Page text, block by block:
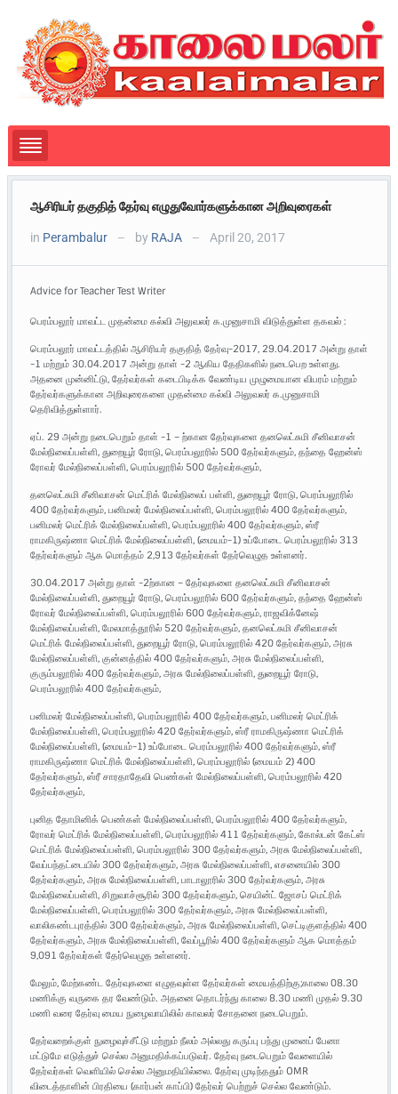
ஆசிரியர் தகுதித் தேர்வு எழுதுவோர்களுக்கான அறிவுரைகள்
in Perambalur — by RAJA — April 20, 2017
Advice for Teacher Test Writer
பெரம்பலூர் மாவட்ட முதன்மை கல்வி அலுவலர் க.முனுசாமி விடுத்துள்ள தகவல் :
பெரம்பலூர் மாவட்டத்தில் ஆசிரியர் தகுதித் தேர்வு-2017, 29.04.2017 அன்று தாள்
-1 மற்றும் 30.04.2017 அன்று தாள் -2 ஆகிய தேதிகளில் நடைபெற உள்ளது.
அதனை முன்னிட்டு, தேர்வர்கள் கடைபிடிக்க வேண்டிய முழுமையான விபரம் மற்றும்
தேர்வர்களுக்கான அறிவுரைகளை முதன்மை கல்வி அலுவலர் க.முனுசாமி
தெரிவித்துள்ளார்.
ஏப். 29 அன்று நடைபெறும் தாள் -1 – ற்கான தேர்வுகளை தனலெட்சுமி சீனிவாசன்
மேல்நிலைப்பள்ளி, துறையூர் ரோடு, பெரம்பலூரில் 500 தேர்வர்களும், தந்தை ஹேன்ஸ்
ரோவர் மேல்நிலைப்பள்ளி, பெரம்பலூரில் 500 தேர்வர்களும்,
தனலெட்சுமி சீனிவாசன் மெட்ரிக் மேல்நிலைப் பள்ளி, துறையூர் ரோடு, பெரம்பலூரில்
400 தேர்வர்களும், பனிமலர் மேல்நிலைப்பள்ளி, பெரம்பலூரில் 400 தேர்வர்களும்,
பனிமலர் மெட்ரிக் மேல்நிலைப்பள்ளி, பெரம்பலூரில் 400 தேர்வர்களும், ஸ்ரீ
ராமகிருஷ்ணா மெட்ரிக் மேல்நிலைப்பள்ளி, (மையம்-1) உப்போடை பெரம்பலூரில் 313
தேர்வர்களும் ஆக மொத்தம் 2,913 தேர்வர்கள் தேர்வெழுத உள்ளனர்.
30.04.2017 அன்று தாள் -2ற்கான – தேர்வுகளை தனலெட்சுமி சீனிவாசன்
மேல்நிலைப்பள்ளி, துறையூர் ரோடு, பெரம்பலூரில் 600 தேர்வர்களும், தந்தை ஹேன்ஸ்
ரோவர் மேல்நிலைப்பள்ளி, பெரம்பலூரில் 600 தேர்வர்களும், ராஜவிக்னேஷ்
மேல்நிலைப்பள்ளி, மேலமாத்தூரில் 520 தேர்வர்களும், தனலெட்சுமி சீனிவாசன்
மெட்ரிக் மேல்நிலைப்பள்ளி, துறையூர் ரோடு, பெரம்பலூரில் 420 தேர்வர்களும், அரசு
மேல்நிலைப்பள்ளி, குன்னத்தில் 400 தேர்வர்களும், அரசு மேல்நிலைப்பள்ளி,
குரும்பலூரில் 400 தேர்வர்களும், அரசு மேல்நிலைப்பள்ளி, துறையூர் ரோடு,
பெரம்பலூரில் 400 தேர்வர்களும்,
பனிமலர் மேல்நிலைப்பள்ளி, பெரம்பலூரில் 400 தேர்வர்களும், பனிமலர் மெட்ரிக்
மேல்நிலைப்பள்ளி, பெரம்பலூரில் 420 தேர்வர்களும், ஸ்ரீ ராமகிருஷ்ணா மெட்ரிக்
மேல்நிலைப்பள்ளி, (மையம்-1) உப்போடை பெரம்பலூரில் 400 தேர்வர்களும், ஸ்ரீ
ராமகிருஷ்ணா மெட்ரிக் மேல்நிலைப்பள்ளி, பெரம்பலூரில் (மையம் 2) 400
தேர்வர்களும், ஸ்ரீ சாரதாதேவி பெண்கள் மேல்நிலைப்பள்ளி, பெரம்பலூரில் 420
தேர்வர்களும்,
புனித தோமினிக் பெண்கள் மேல்நிலைப்பள்ளி, பெரம்பலூரில் 400 தேர்வர்களும்,
ரோவர் மெட்ரிக் மேல்நிலைப்பள்ளி, பெரம்பலூரில் 411 தேர்வர்களும், கோல்டன் கேட்ஸ்
மெட்ரிக் மேல்நிலைப்பள்ளி, பெரம்பலூரில் 300 தேர்வர்களும், அரசு மேல்நிலைப்பள்ளி,
வேப்பந்தட்டையில் 300 தேர்வர்களும், அரசு மேல்நிலைப்பள்ளி, எசனையில் 300
தேர்வர்களும், அரசு மேல்நிலைப்பள்ளி, பாடாலூரில் 300 தேர்வர்களும், அரசு
மேல்நிலைப்பள்ளி, சிறுவாச்சூரில் 300 தேர்வர்களும், செயின்ட் ஜோசப் மெட்ரிக்
மேல்நிலைப்பள்ளி, பெரம்பலூரில் 300 தேர்வர்களும், அரசு மேல்நிலைப்பள்ளி,
வாலிகண்டபுரத்தில் 300 தேர்வர்களும், அரசு மேல்நிலைப்பள்ளி, செட்டிகுளத்தில் 400
தேர்வர்களும், அரசு மேல்நிலைப்பள்ளி, வேப்பூரில் 400 தேர்வர்களும் ஆக மொத்தம்
9,091 தேர்வர்கள் தேர்வெழுத உள்ளனர்.
மேலும், மேற்கண்ட தேர்வுகளை எழுதவுள்ள தேர்வர்கள் மையத்திற்கு;காலை 08.30
மணிக்கு வருகை தர வேண்டும். அதனை தொடர்ந்து காலை 8.30 மணி முதல் 9.30
மணி வரை தேர்வு மைய நுழைவாயிலில் காவலர் சோதனை நடைபெறும்.
தேர்வறைக்குள் நுழைவுச்சீட்டு மற்றும் நீலம் அல்லது கருப்பு பந்து முனைப் பேனா
மட்டுமே எடுத்துச் செல்ல அனுமதிக்கப்படுவர். தேர்வு நடைபெறும் வேளையில்
தேர்வர்கள் வெளியில் செல்ல அனுமதியில்லை. தேர்வு முடிந்ததும் OMR
விடைத்தாளின் பிரதியை (கார்பன் காப்பி) தேர்வர் பெற்றுச் செல்ல வேண்டும்.